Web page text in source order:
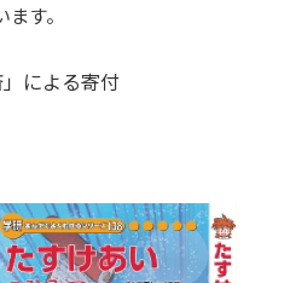
す。
による寄付